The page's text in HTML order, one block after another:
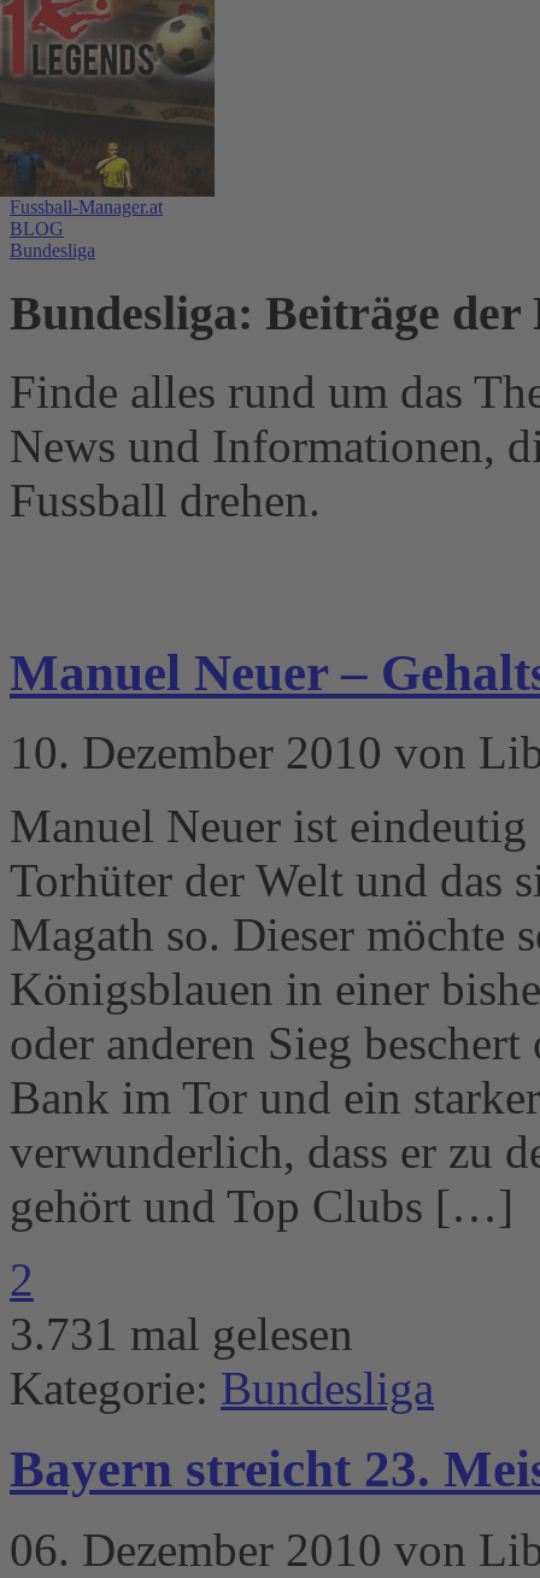
Fussball-Manager.at
BLOG
Bundesliga
Bundesliga: Beiträge
Finde alles rund um das
News und Informationen,
Fussball drehen.
Manuel Neuer –
10. Dezember 2010 von
Manuel Neuer ist eindeutig
Torhüter der Welt und das
Magath so. Dieser möchte
Königsblauen in einer
oder anderen Sieg
Bank im Tor und ein
verwunderlich, dass er zu
gehört und Top Clubs […]
2
3.731 mal gelesen
Kategorie: Bundesliga
Bayern streicht 23.
06. Dezember 2010 von